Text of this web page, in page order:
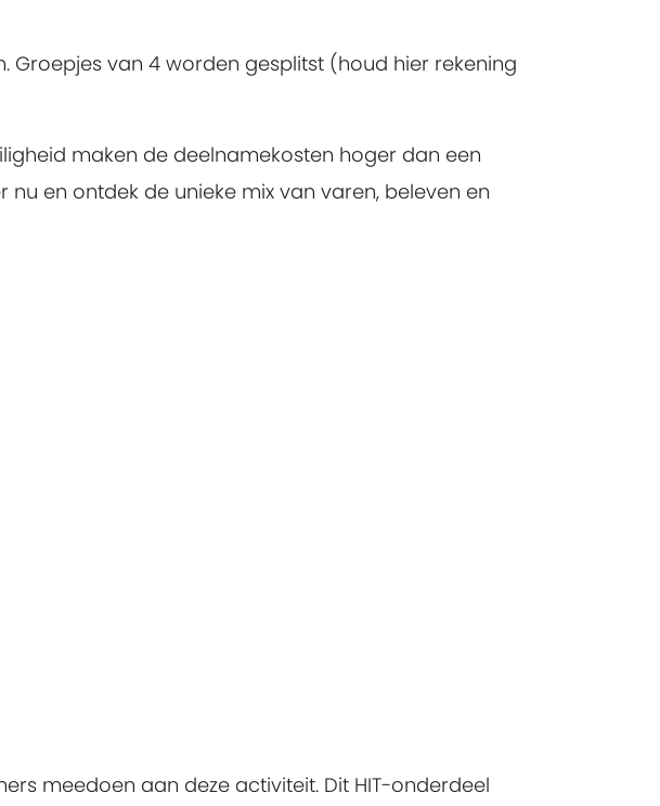
van 4 worden gesplitst (houd hier rekening
maken de deelnamekosten hoger dan een
en ontdek de unieke mix van varen, beleven en
meedoen aan deze activiteit. Dit HIT-onderdeel